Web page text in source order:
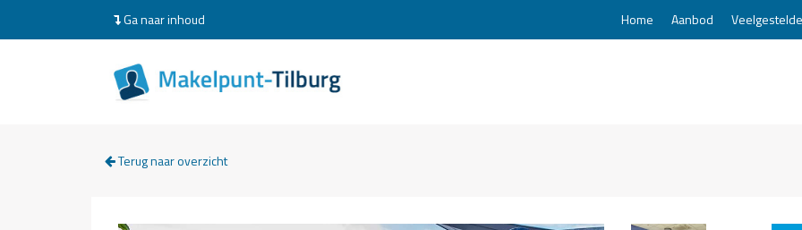
Ga naar inhoud Home Aanbod
Terug naar overzicht